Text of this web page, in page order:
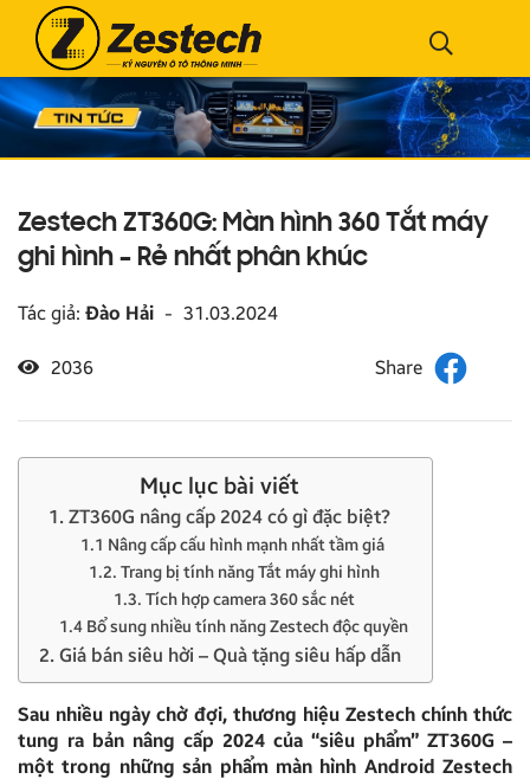
Zestech ZT360G: Màn hình 360 Tắt máy
ghi hình – Rẻ nhất phân khúc
Tác giả: Đào Hải - 31.03.2024
2036
Mục lục bài viết
1. ZT360G nâng cấp 2024 có gì đặc biệt?
1.1 Nâng cấp cấu hình mạnh nhất tầm giá
1.2. Trang bị tính năng Tắt máy ghi hình
1.3. Tích hợp camera 360 sắc nét
1.4 Bổ sung nhiều tính năng Zestech độc quyền
2. Giá bán siêu hời – Quà tặng siêu hấp dẫn
Sau nhiều ngày chờ đợi, thương hiệu Zestech chính thức
tung ra bản nâng cấp 2024 của “siêu phẩm” ZT360G –
một trong những sản phẩm màn hình Android Zestech